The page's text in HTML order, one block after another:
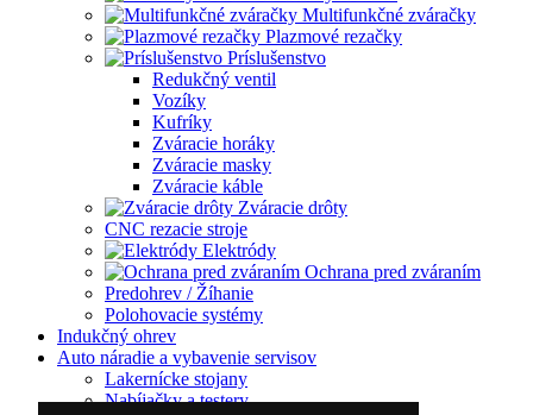
Multifunkčné zváračky
Plazmové rezačky
Príslušenstvo
Redukčný ventil
Vozíky
Kufríky
Zváracie horáky
Zváracie masky
Zváracie káble
Zváracie drôty
CNC rezacie stroje
Elektródy
Ochrana pred zváraním
Predohrev / Žíhanie
Polohovacie systémy
Indukčný ohrev
Auto náradie a vybavenie servisov
Lakernícke stojany
Nabíjačky a testery